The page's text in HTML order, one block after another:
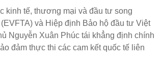
tế, thương mại và đầu tư song
và Hiệp định Bảo hộ đầu tư Việt
Nguyễn Xuân Phúc tái khẳng định chính
đảm thực thi các cam kết quốc tế liên